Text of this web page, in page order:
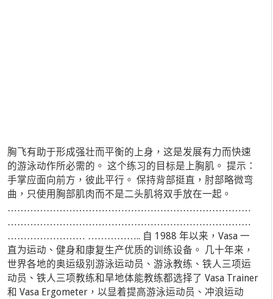
胸飞有助于形成强壮而平衡的上身，这是发展有力而快速
的游泳动作所必需的。 这个练习的目标是上胸肌。 提示：
手掌应面向前方，彼此平行。 保持背部挺直，肘部略微弯
曲，只使用胸部肌肉而不是二头肌将双手放在一起。
…………………………………………………………………
…………………………………………………………………
…………………… …………….. 自 1988 年以来，Vasa 一
直为运动、健身和康复生产优质的训练设备。 几十年来，
世界各地的奥运级别游泳运动员、游泳教练、铁人三项运
动员、铁人三项教练和旱地体能教练都选择了 Vasa Trainer
和 Vasa Ergometer，以显着提高游泳运动员、冲浪运动